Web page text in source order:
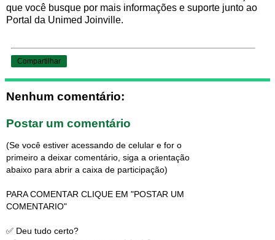
que você busque por mais informações e suporte junto ao
Portal da Unimed Joinville.
Compartilhar
Nenhum comentário:
Postar um comentário
(Se você estiver acessando de celular e for o
primeiro a deixar comentário, siga a orientação
abaixo para abrir a caixa de participação)
PARA COMENTAR CLIQUE EM "POSTAR UM
COMENTARIO"
✅ Deu tudo certo?